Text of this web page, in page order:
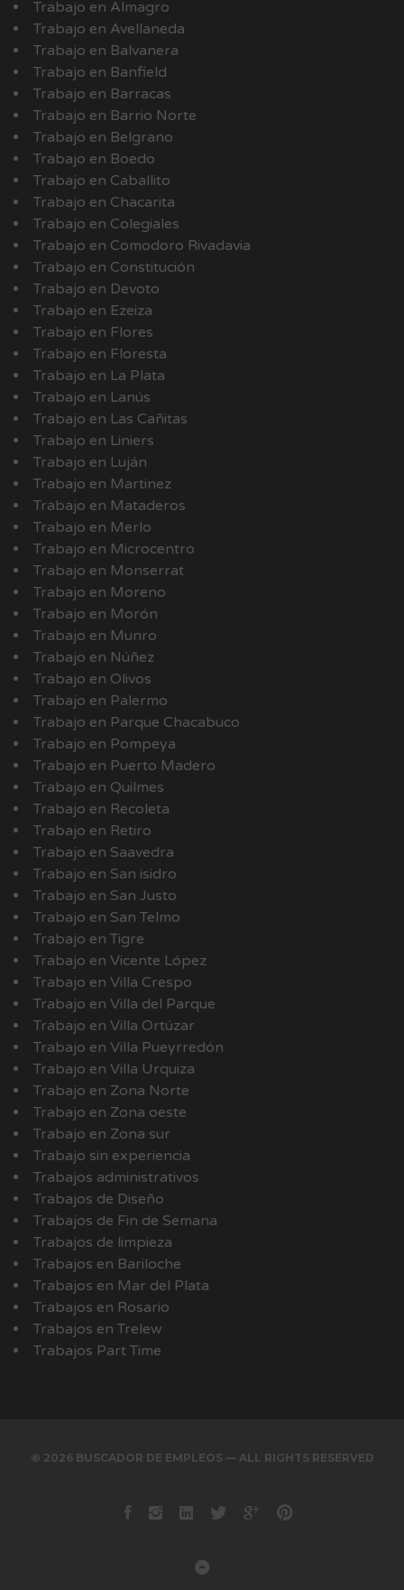
Trabajo en Almagro
Trabajo en Avellaneda
Trabajo en Balvanera
Trabajo en Banfield
Trabajo en Barracas
Trabajo en Barrio Norte
Trabajo en Belgrano
Trabajo en Boedo
Trabajo en Caballito
Trabajo en Chacarita
Trabajo en Colegiales
Trabajo en Comodoro Rivadavia
Trabajo en Constitución
Trabajo en Devoto
Trabajo en Ezeiza
Trabajo en Flores
Trabajo en Floresta
Trabajo en La Plata
Trabajo en Lanús
Trabajo en Las Cañitas
Trabajo en Liniers
Trabajo en Luján
Trabajo en Martinez
Trabajo en Mataderos
Trabajo en Merlo
Trabajo en Microcentro
Trabajo en Monserrat
Trabajo en Moreno
Trabajo en Morón
Trabajo en Munro
Trabajo en Núñez
Trabajo en Olivos
Trabajo en Palermo
Trabajo en Parque Chacabuco
Trabajo en Pompeya
Trabajo en Puerto Madero
Trabajo en Quilmes
Trabajo en Recoleta
Trabajo en Retiro
Trabajo en Saavedra
Trabajo en San isidro
Trabajo en San Justo
Trabajo en San Telmo
Trabajo en Tigre
Trabajo en Vicente López
Trabajo en Villa Crespo
Trabajo en Villa del Parque
Trabajo en Villa Ortúzar
Trabajo en Villa Pueyrredón
Trabajo en Villa Urquiza
Trabajo en Zona Norte
Trabajo en Zona oeste
Trabajo en Zona sur
Trabajo sin experiencia
Trabajos administrativos
Trabajos de Diseño
Trabajos de Fin de Semana
Trabajos de limpieza
Trabajos en Bariloche
Trabajos en Mar del Plata
Trabajos en Rosario
Trabajos en Trelew
Trabajos Part Time
© 2026 BUSCADOR DE EMPLEOS — ALL RIGHTS RESERVED
Facebook
instagram
LinkedinTwitterGoogle+